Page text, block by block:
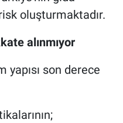
oluşturmaktadır.
alınmıyor
yapısı son derece